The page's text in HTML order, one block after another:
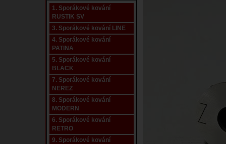
1. Sporákové kování
RUSTIK SV
3. Sporákové kování LINE
4. Sporákové kování
PATINA
5. Sporákové kování
BLACK
7. Sporákové kování
NEREZ
8. Sporákové kování
MODERN
6. Sporákové kování
RETRO
9. Sporákové kování